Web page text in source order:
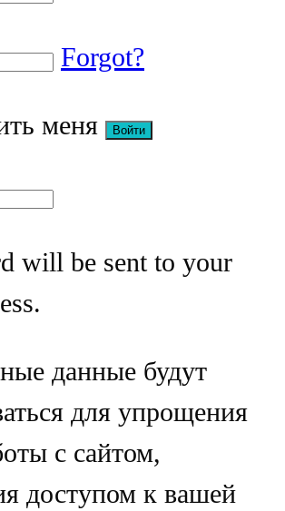
Forgot?
меня
will be sent to your
данные будут
для упрощения
с сайтом,
доступом к вашей